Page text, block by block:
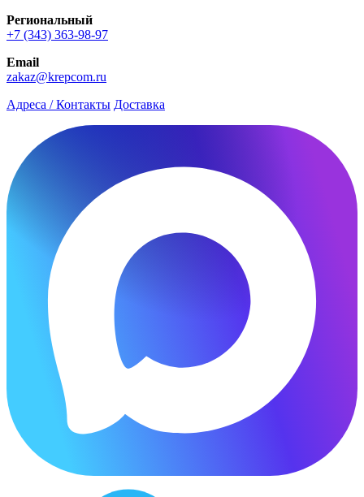
Региональный
+7 (343) 363-98-97
Email
zakaz@krepcom.ru
Адреса / Контакты Доставка